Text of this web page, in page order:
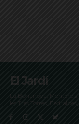
El Jardí
La Bonanova,
les Tres Torres,